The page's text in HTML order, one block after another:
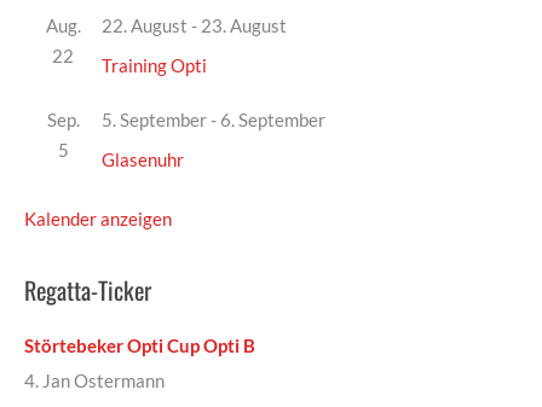
Aug.
22
22. August - 23. August
Training Opti
Sep.
5
5. September- 6. September
Glasenuhr
Kalender anzeigen
Regatta-Ticker
Störtebeker Opti Cup Opti B
4. Jan Ostermann